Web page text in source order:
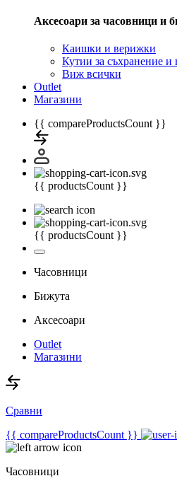
Аксесоари за часовници и
Каишки и верижки
Кутии за съхранение и
Виж всички
Outlet
Магазини
{{ compareProductsCount }}
{{ productsCount }}
{{ productsCount }}
Часовници
Бижута
Аксесоари
Outlet
Магазини
Сравни
{{ compareProductsCount }}
Часовници